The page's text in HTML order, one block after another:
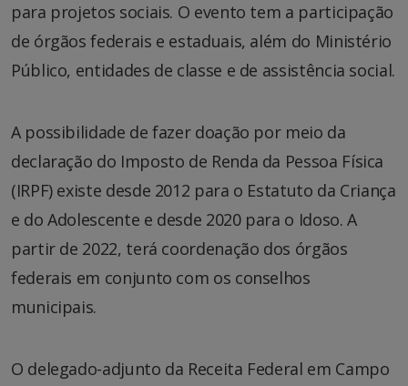
para projetos sociais. O evento tem a participação
de órgãos federais e estaduais, além do Ministério
Público, entidades de classe e de assistência social.
A possibilidade de fazer doação por meio da
declaração do Imposto de Renda da Pessoa Física
(IRPF) existe desde 2012 para o Estatuto da Criança
e do Adolescente e desde 2020 para o Idoso. A
partir de 2022, terá coordenação dos órgãos
federais em conjunto com os conselhos
municipais.
O delegado-adjunto da Receita Federal em Campo